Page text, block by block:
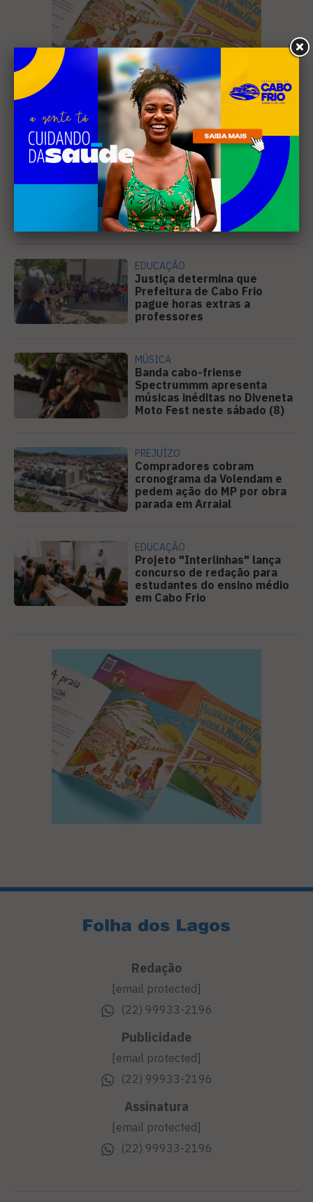
Leia Também
EDUCAÇÃO
Justiça determina que
Prefeitura de Cabo Frio
pague horas extras a
professores
MÚSICA
Banda cabo-friense
Spectrummm apresenta
músicas inéditas no Diveneta
Moto Fest neste sábado (8)
PREJUÍZO
Compradores cobram
cronograma da Volendam e
pedem ação do MP por obra
parada em Arraial
EDUCAÇÃO
Projeto "Interlinhas" lança
concurso de redação para
estudantes do ensino médio
em Cabo Frio
Redação
[email protected]
(22) 99933-2196
Publicidade
[email protected]
(22) 99933-2196
Assinatura
[email protected]
(22) 99933-2196